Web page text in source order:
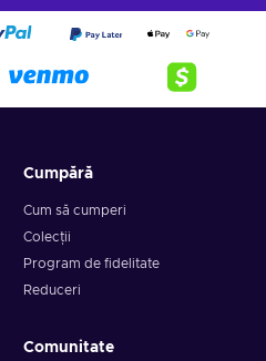
Cumpără
Cum să cumperi
Colecții
Program de fidelitate
Reduceri
Comunitate